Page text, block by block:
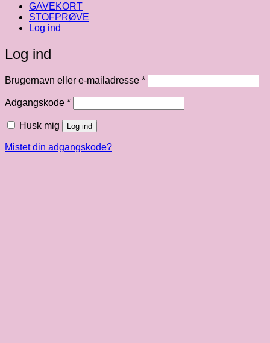
GAVEKORT
STOFPRØVE
Log ind
Log ind
Brugernavn eller e-mailadresse *Påkrævet
Adgangskode *Påkrævet
Husk mig Log ind
Mistet din adgangskode?